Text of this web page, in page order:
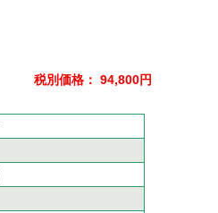
税別価格： 94,800円